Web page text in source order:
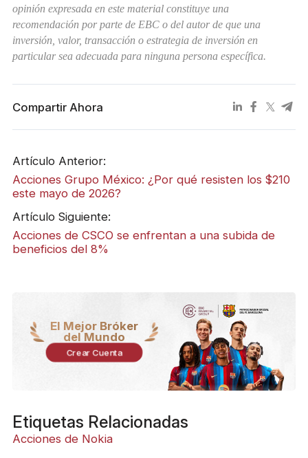
opinión expresada en este material constituye una
recomendación por parte de EBC o del autor de que una
inversión, valor, transacción o estrategia de inversión en
particular sea adecuada para ninguna persona específica.
Compartir Ahora
Artículo Anterior:
Acciones Grupo México: ¿Por qué resisten los $210
este mayo de 2026?
Artículo Siguiente:
Acciones de CSCO se enfrentan a una subida de
beneficios del 8%
El Mejor Bróker
del Mundo
Crear Cuenta
Etiquetas Relacionadas
Acciones de Nokia